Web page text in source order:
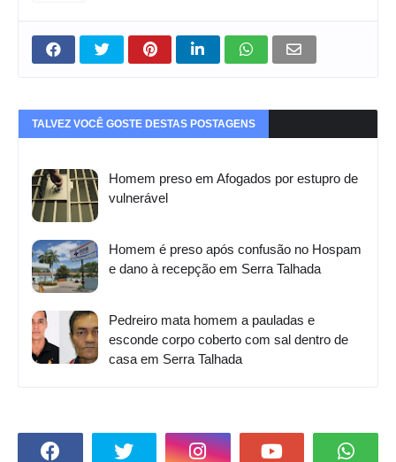
TALVEZ VOCÊ GOSTE DESTAS POSTAGENS
Homem preso em Afogados por estupro de
vulnerável
Homem é preso após confusão no Hospam
e dano à recepção em Serra Talhada
Pedreiro mata homem a pauladas e
esconde corpo coberto com sal dentro de
casa em Serra Talhada